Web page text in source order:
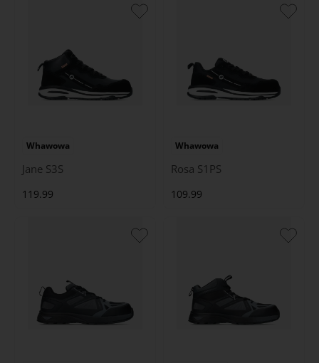
Whawowa
Jane S3S
119.99
Whawowa
Rosa S1PS
109.99